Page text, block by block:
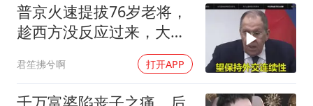
普京火速提拔76岁老将，
趁西方没反应过来，大鹅
君笙拂兮啊 打开APP